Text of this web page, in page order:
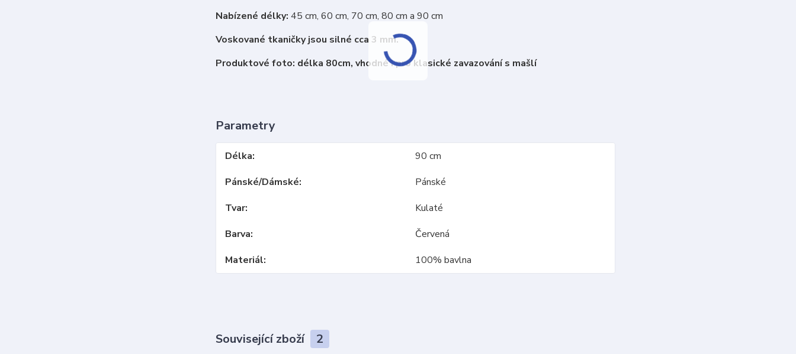
Nabízené délky: 45 cm, 60 cm, 70 cm, 80 cm a 90 cm
Voskované tkaničky jsou silné cca 3 mm.
Produktové foto: délka 80cm, vhodné i pro klasické zavazování s mašlí
Parametry
Délka
90 cm
Pánské/Dámské
Pánské
Tvar
Kulaté
Barva
Červená
Materiál
100% bavlna
Související zboží 2